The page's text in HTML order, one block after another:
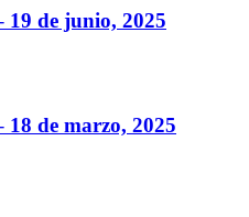
19 de junio, 2025
de marzo, 2025